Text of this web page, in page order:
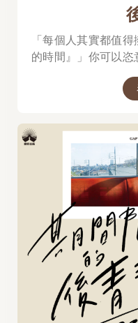
「每個人其實都值
的時間』」你可以恣